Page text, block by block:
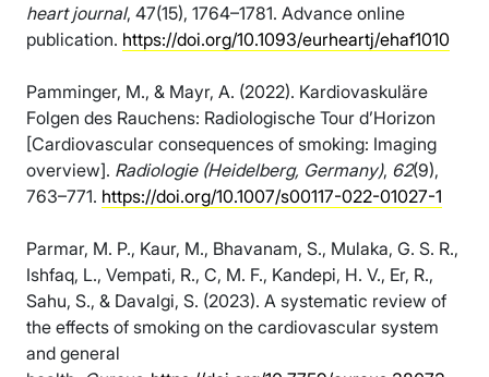
heart journal, 47(15), 1764–1781. Advance online
publication. https://doi.org/10.1093/eurheartj/ehaf1010
Pamminger, M., & Mayr, A. (2022). Kardiovaskuläre
Folgen des Rauchens: Radiologische Tour d’Horizon
[Cardiovascular consequences of smoking: Imaging
overview]. Radiologie (Heidelberg, Germany), 62(9),
763–771. https://doi.org/10.1007/s00117-022-01027-1
Parmar, M. P., Kaur, M., Bhavanam, S., Mulaka, G. S. R.,
Ishfaq, L., Vempati, R., C, M. F., Kandepi, H. V., Er, R.,
Sahu, S., & Davalgi, S. (2023). A systematic review of
the effects of smoking on the cardiovascular system
and general